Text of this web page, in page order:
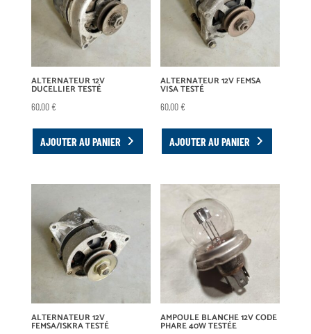
ALTERNATEUR 12V
DUCELLIER TESTÉ
60,00€
AJOUTER AU PANIER
ALTERNATEUR 12V FEMSA
VISA TESTÉ
60,00€
AJOUTER AU PANIER
ALTERNATEUR 12V
FEMSA/ISKRA TESTÉ
AMPOULE BLANCHE 12V CODE
PHARE 40W TESTÉE